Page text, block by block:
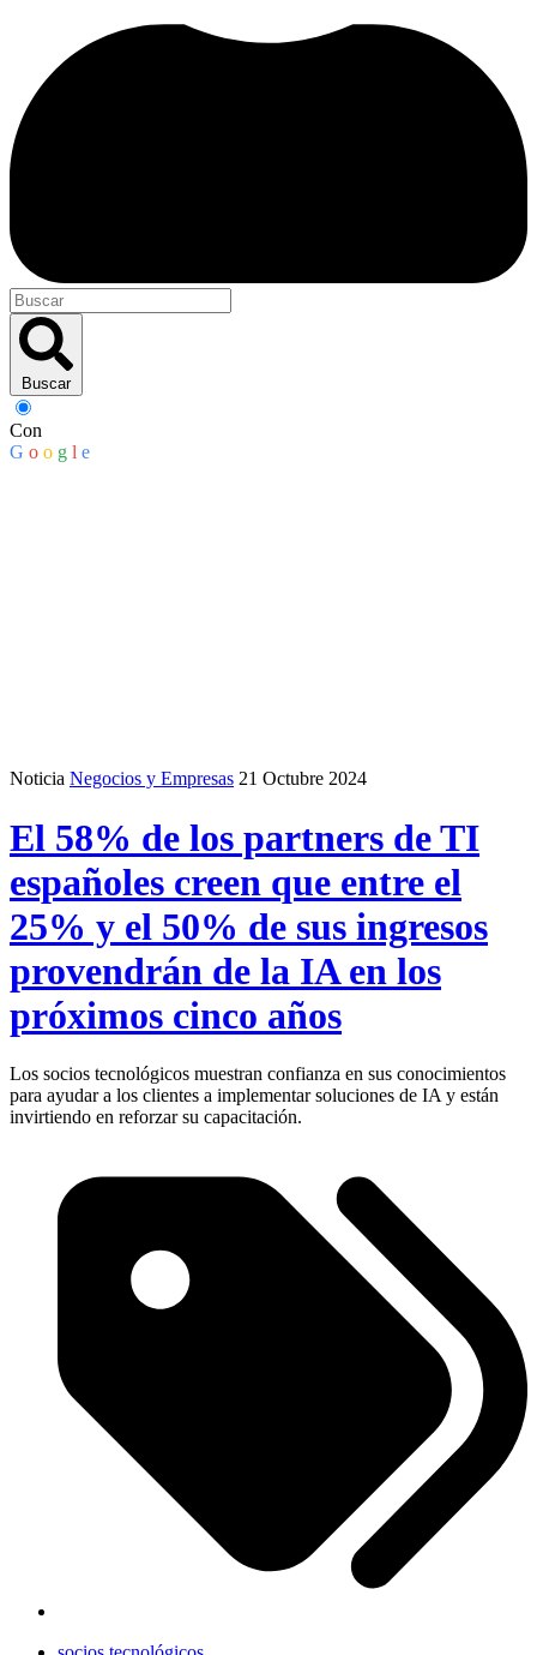
Buscar
Con
G o o g l e
Noticia Negocios y Empresas 21 Octubre 2024
El 58% de los partners de TI
españoles creen que entre el
25% y el 50% de sus ingresos
provendrán de la IA en los
próximos cinco años
Los socios tecnológicos muestran confianza en sus conocimientos
para ayudar a los clientes a implementar soluciones de IA y están
invirtiendo en reforzar su capacitación.